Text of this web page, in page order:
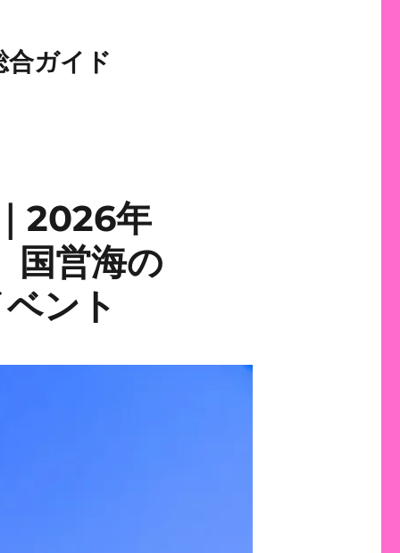
ガイド
2026年
国営海の
ント